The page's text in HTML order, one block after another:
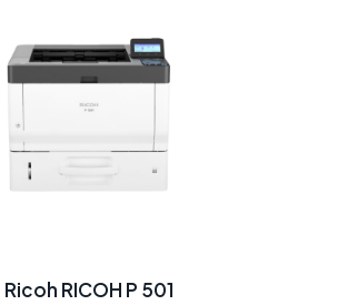
Ricoh RICOH P 501